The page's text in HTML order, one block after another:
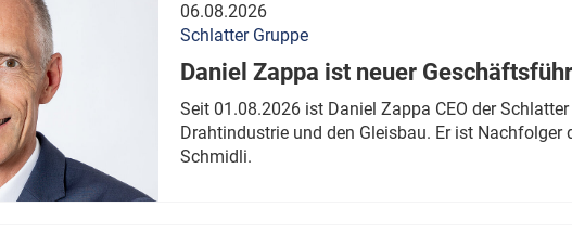
06.08.2026
Schlatter Gruppe
Daniel Zappa ist neuer
Seit 01.08.2026 ist Daniel Zappa CEO der
Drahtindustrie und den Gleisbau. Er ist
Schmidli.